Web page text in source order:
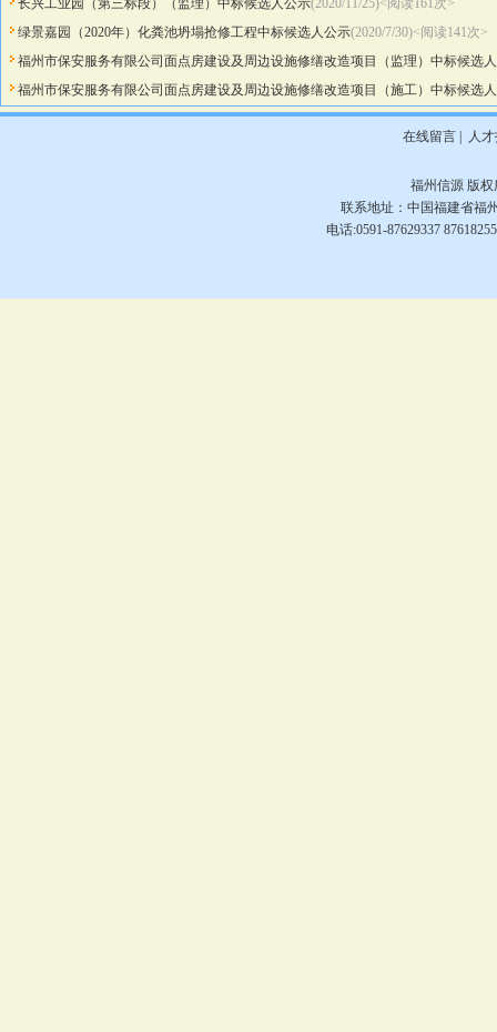
长兴工业园（第三标段）（监理）中标候选人公示(2020/11/25)<阅读161次>
绿景嘉园（2020年）化粪池坍塌抢修工程中标候选人公示(2020/7/30)<阅读141次>
福州市保安服务有限公司面点房建设及周边设施修缮改造项目（监理）中标候选
福州市保安服务有限公司面点房建设及周边设施修缮改造项目（施工）中标候选
在线留言| 人
福州信源 版权
联系地址：中国福建省福
电话:0591-87629337